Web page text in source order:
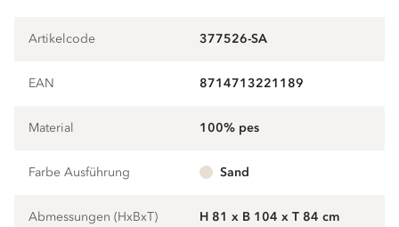
Artikelcode 377526-SA
EAN 8714713221189
Material 100% pes
Farbe Ausführung sand
Abmessungen (HxBxT) H 81 x B 104 x T 84 cm